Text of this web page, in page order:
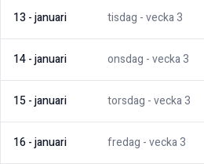
13 -januari tisdag - vecka3
14-januari onsdag - vecka3
15-januari torsdag - vecka3
16-januari fredag - vecka3